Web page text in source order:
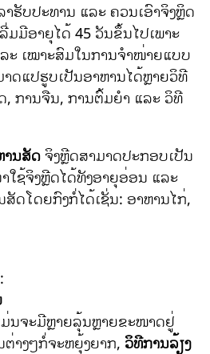
ຮັບປະທານ ແລະ ຄວນເອົາຈິງຫຼິດ
ມມີອາຍຸໄດ້ 45 ວັນຂຶ້ນໄປເພາະ
ະ ເໝາະສົມໃນການຈໍາໜ່າຍແບບ
ດແປຮູບເປັນອາຫານໄດ້ຫຼາຍວິທີ
, ການຈືນ, ການຕົ້ມຍໍາ ແລະ ວິທີ
ານສັດ ຈິງຫຼີດສາມາດປະກອບເປັນ
ໃຊ້ຈິງຫຼີດໄດ້ທັງອາຍຸອ່ອນ ແລະ
ດໂດຍກົງກໍ່ໄດ້ເຊັ່ນ: ອາຫານໄກ່,
ນຈະມີຫຼາຍລຸ້ນຫຼາຍຂະໜາດຢູ່
າງໆກໍ່ຈະຫຍຸ້ງຍາກ, ວິທີການລ້ຽງ